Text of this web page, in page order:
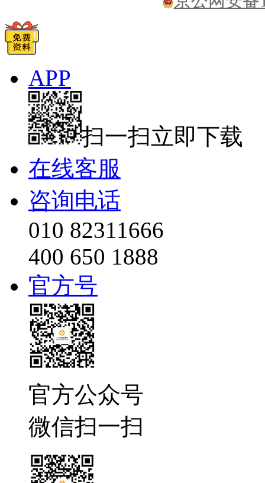
APP
扫一扫立即下载
在线客服
咨询电话
010 82311666
400 650 1888
官方号
官方公众号
微信扫一扫